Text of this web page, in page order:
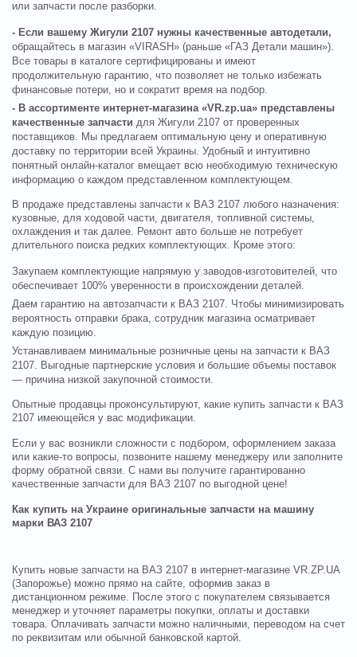
или запчасти после разборки.
- Если вашему Жигули 2107 нужны качественные автодетали,
обращайтесь в магазин «VIRASH» (раньше «ГАЗ Детали машин»).
Все товары в каталоге сертифицированы и имеют
продолжительную гарантию, что позволяет не только избежать
финансовые потери, но и сократит время на подбор.
- В ассортименте интернет-магазина «VR.zp.ua» представлены
качественные запчасти для Жигули 2107 от проверенных
поставщиков. Мы предлагаем оптимальную цену и оперативную
доставку по территории всей Украины. Удобный и интуитивно
понятный онлайн-каталог вмещает всю необходимую техническую
информацию о каждом представленном комплектующем.
В продаже представлены запчасти к ВАЗ 2107 любого назначения:
кузовные, для ходовой части, двигателя, топливной системы,
охлаждения и так далее. Ремонт авто больше не потребует
длительного поиска редких комплектующих. Кроме этого:
Закупаем комплектующие напрямую у заводов-изготовителей, что
обеспечивает 100% уверенности в происхождении деталей.
Даем гарантию на автозапчасти к ВАЗ 2107. Чтобы минимизировать
вероятность отправки брака, сотрудник магазина осматривает
каждую позицию.
Устанавливаем минимальные розничные цены на запчасти к ВАЗ
2107. Выгодные партнерские условия и большие объемы поставок
— причина низкой закупочной стоимости.
Опытные продавцы проконсультируют, какие купить запчасти к ВАЗ
2107 имеющейся у вас модификации.
Если у вас возникли сложности с подбором, оформлением заказа
или какие-то вопросы, позвоните нашему менеджеру или заполните
форму обратной связи. С нами вы получите гарантированно
качественные запчасти для ВАЗ 2107 по выгодной цене!
Как купить на Украине оригинальные запчасти на машину
марки ВАЗ 2107
Купить новые запчасти на ВАЗ 2107 в интернет-магазине VR.ZP.UA
(Запорожье) можно прямо на сайте, оформив заказ в
дистанционном режиме. После этого с покупателем связывается
менеджер и уточняет параметры покупки, оплаты и доставки
товара. Оплачивать запчасти можно наличными, переводом на счет
по реквизитам или обычной банковской картой.